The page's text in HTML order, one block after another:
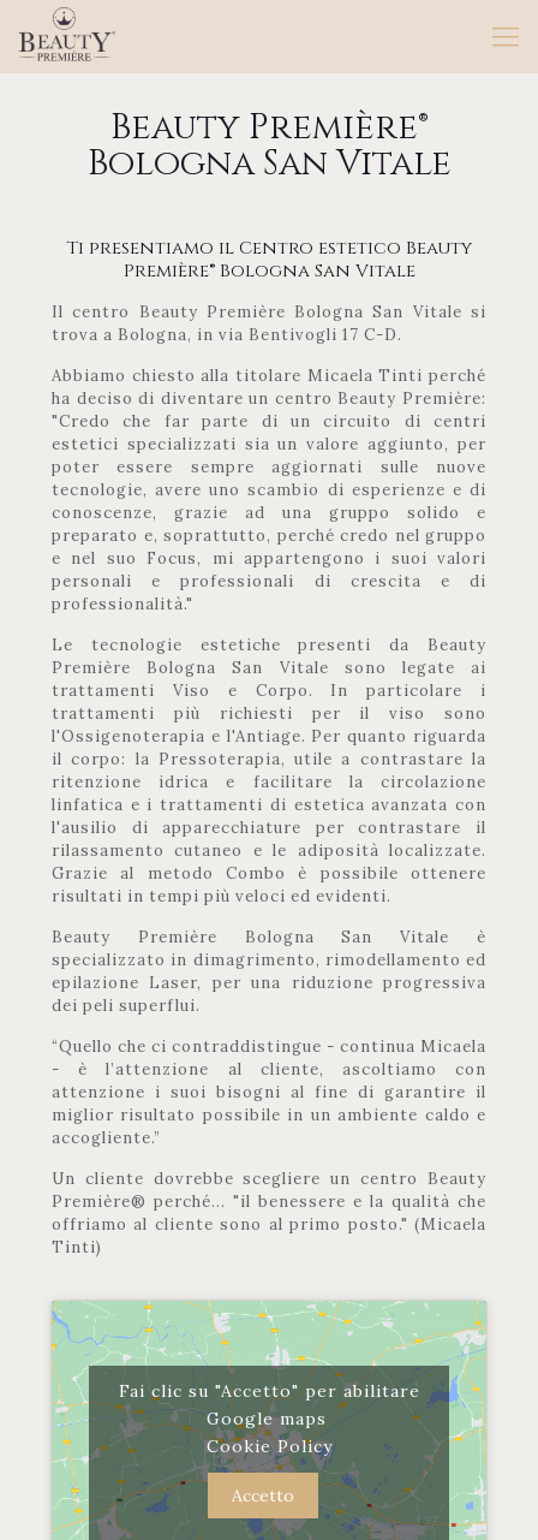
Beauty Première®
Bologna San Vitale
Ti presentiamo il Centro estetico Beauty
Première® Bologna San Vitale
Il centro Beauty Première Bologna San Vitale si
trova a Bologna, in via Bentivogli 17 C-D.
Abbiamo chiesto alla titolare Micaela Tinti perché
ha deciso di diventare un centro Beauty Première:
"Credo che far parte di un circuito di centri
estetici specializzati sia un valore aggiunto, per
poter essere sempre aggiornati sulle nuove
tecnologie, avere uno scambio di esperienze e di
conoscenze, grazie ad una gruppo solido e
preparato e, soprattutto, perché credo nel gruppo
e nel suo Focus, mi appartengono i suoi valori
personali e professionali di crescita e di
professionalità."
Le tecnologie estetiche presenti da Beauty
Première Bologna San Vitale sono legate ai
trattamenti Viso e Corpo. In particolare i
trattamenti più richiesti per il viso sono
l'Ossigenoterapia e l'Antiage. Per quanto riguarda
il corpo: la Pressoterapia, utile a contrastare la
ritenzione idrica e facilitare la circolazione
linfatica e i trattamenti di estetica avanzata con
l'ausilio di apparecchiature per contrastare il
rilassamento cutaneo e le adiposità localizzate.
Grazie al metodo Combo è possibile ottenere
risultati in tempi più veloci ed evidenti.
Beauty Première Bologna San Vitale è
specializzato in dimagrimento, rimodellamento ed
epilazione Laser, per una riduzione progressiva
dei peli superflui.
“Quello che ci contraddistingue - continua Micaela
- è l’attenzione al cliente, ascoltiamo con
attenzione i suoi bisogni al fine di garantire il
miglior risultato possibile in un ambiente caldo e
accogliente.”
Un cliente dovrebbe scegliere un centro Beauty
Première® perché… "il benessere e la qualità che
offriamo al cliente sono al primo posto." (Micaela
Tinti)
Fai clic su "Accetto" per abilitare
Google maps
Cookie Policy
Accetto